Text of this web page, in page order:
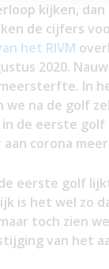
kijken,
de cijfers
het RIVM
2020.
In
we na de
de eerste
corona
eerste golf
is het wel zo
toch zien
van het